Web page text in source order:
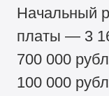
Начальный
платы — 3
700 000
100 000